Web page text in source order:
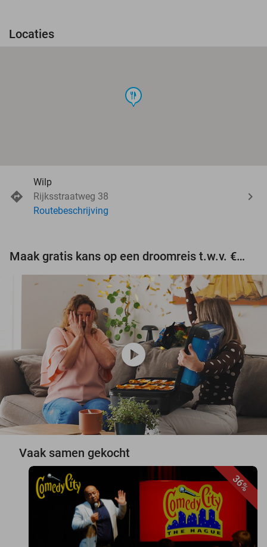
Locaties
food
Wilp
Rijksstraatweg 38
Routebeschrijving
Maak gratis kans op een droomreis t.w.v. €3.000!
play_circle
Vaak samen gekocht
36%